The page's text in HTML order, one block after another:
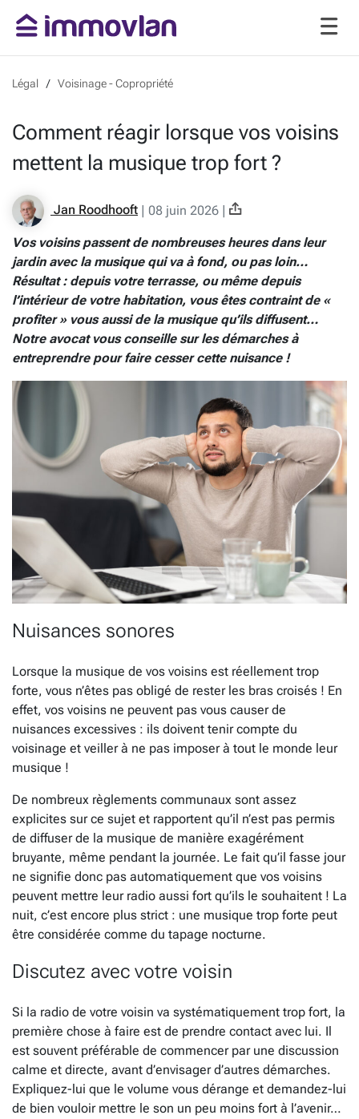
Légal Voisinage - Copropriété
Comment réagir lorsque vos voisins
mettent la musique trop fort ?
Jan Roodhooft | 08 juin 2026 |
Vos voisins passent de nombreuses heures dans leur
jardin avec la musique qui va à fond, ou pas loin…
Résultat : depuis votre terrasse, ou même depuis
l’intérieur de votre habitation, vous êtes contraint de «
profiter » vous aussi de la musique qu’ils diffusent…
Notre avocat vous conseille sur les démarches à
entreprendre pour faire cesser cette nuisance !
Nuisances sonores
Lorsque la musique de vos voisins est réellement trop
forte, vous n’êtes pas obligé de rester les bras croisés ! En
effet, vos voisins ne peuvent pas vous causer de
nuisances excessives : ils doivent tenir compte du
voisinage et veiller à ne pas imposer à tout le monde leur
musique !
De nombreux règlements communaux sont assez
explicites sur ce sujet et rapportent qu’il n’est pas permis
de diffuser de la musique de manière exagérément
bruyante, même pendant la journée. Le fait qu’il fasse jour
ne signifie donc pas automatiquement que vos voisins
peuvent mettre leur radio aussi fort qu’ils le souhaitent ! La
nuit, c’est encore plus strict : une musique trop forte peut
être considérée comme du tapage nocturne.
Discutez avec votre voisin
Si la radio de votre voisin va systématiquement trop fort, la
première chose à faire est de prendre contact avec lui. Il
est souvent préférable de commencer par une discussion
calme et directe, avant d’envisager d’autres démarches.
Expliquez-lui que le volume vous dérange et demandez-lui
de bien vouloir mettre le son un peu moins fort à l’avenir…